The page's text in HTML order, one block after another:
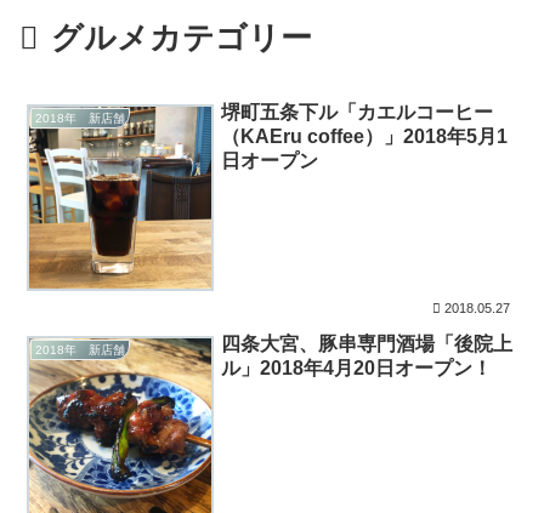
グルメカテゴリー
2018年 新店舗
堺町五条下ル「カエルコーヒー
（KAEru coffee）」2018年5月1
日オープン
2018.05.27
2018年 新店舗
四条大宮、豚串専門酒場「後院上
ル」2018年4月20日オープン！